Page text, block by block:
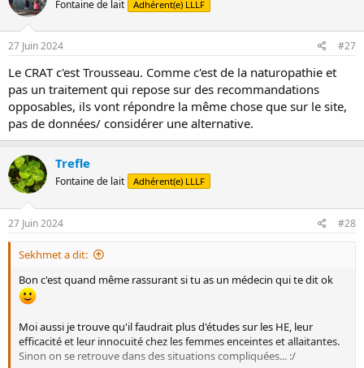
i
o
n
s
Fontaine de lait Adhérent(e) LLLF
27 Juin 2024 #27
Le CRAT c'est Trousseau. Comme c'est de la naturopathie et
pas un traitement qui repose sur des recommandations
opposables, ils vont répondre la même chose que sur le site,
pas de données/ considérer une alternative.
Trefle
Fontaine de lait Adhérent(e) LLLF
27 Juin 2024 #28
Sekhmet a dit:
Bon c'est quand même rassurant si tu as un médecin qui te dit ok
Moi aussi je trouve qu'il faudrait plus d'études sur les HE, leur
efficacité et leur innocuité chez les femmes enceintes et allaitantes.
Sinon on se retrouve dans des situations compliquées... :/